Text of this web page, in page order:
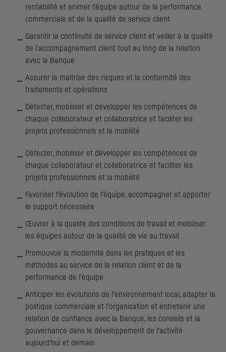
rentabilité et animer l’équipe autour de la performance
commerciale et de la qualité de service client
Garantir la continuité de service client et veiller à la qualité
de l’accompagnement client tout au long de la relation
avec la Banque
Assurer la maitrise des risques et la conformité des
traitements et opérations
Détecter, mobiliser et développer les compétences de
chaque collaborateur et collaboratrice et faciliter les
projets professionnels et la mobilité
Détecter, mobiliser et développer les compétences de
chaque collaborateur et collaboratrice et faciliter les
projets professionnels et la mobilité
Favoriser l’évolution de l’équipe, accompagner et apporter
le support nécessaire
Œuvrer à la qualité des conditions de travail et mobiliser
les équipes autour de la qualité de vie au travail
Promouvoir la modernité dans les pratiques et les
méthodes au service de la relation client et de la
performance de l’équipe
Anticiper les évolutions de l’environnement local, adapter la
politique commerciale et l’organisation et entretenir une
relation de confiance avec la Banque, les conseils et la
gouvernance dans le développement de l’activité
aujourd’hui et demain